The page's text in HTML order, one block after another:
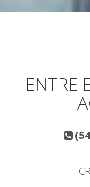
ENTRE